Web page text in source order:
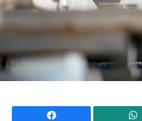
Facebook